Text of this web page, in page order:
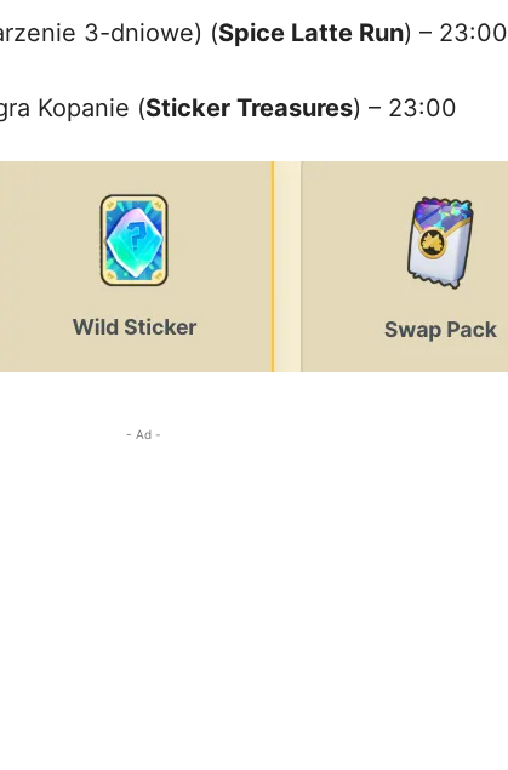
3-dniowe) (Spice Latte Run) – 23:00
Kopanie (Sticker Treasures) – 23:00
- Ad -